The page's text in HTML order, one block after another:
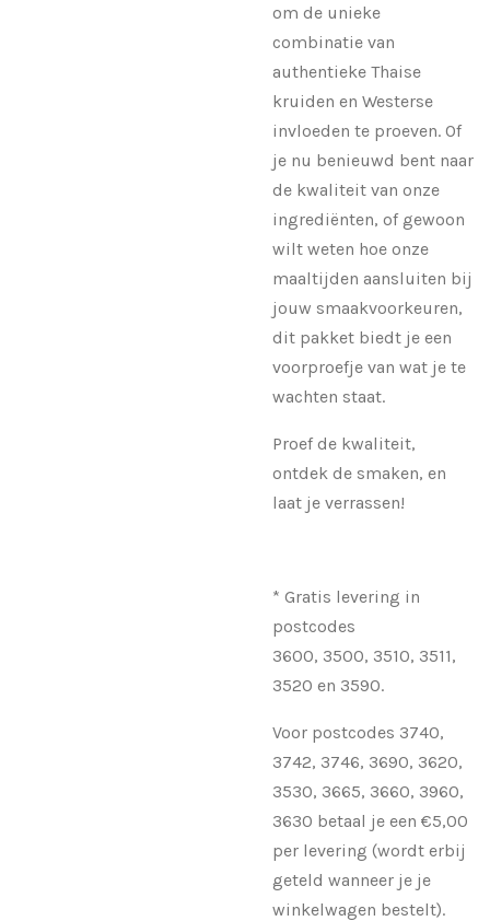
om de unieke
combinatie van
authentieke Thaise
kruiden en Westerse
invloeden te proeven. Of
je nu benieuwd bent naar
de kwaliteit van onze
ingrediënten, of gewoon
wilt weten hoe onze
maaltijden aansluiten bij
jouw smaakvoorkeuren,
dit pakket biedt je een
voorproefje van wat je te
wachten staat.
Proef de kwaliteit,
ontdek de smaken, en
laat je verrassen!
* Gratis levering in
postcodes
3600, 3500, 3510, 3511,
3520 en 3590.
Voor postcodes 3740,
3742, 3746, 3690, 3620,
3530, 3665, 3660, 3960,
3630 betaal je een €5,00
per levering (wordt erbij
geteld wanneer je je
winkelwagen bestelt).